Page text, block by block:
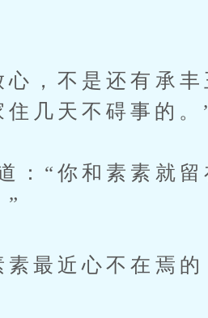
，不是还有承丰
几天不碍事的。
“你和素素就留
最近心不在焉的